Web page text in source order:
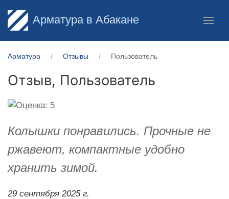
Арматура в Абакане
Арматура Отзывы Пользователь
Отзыв, Пользователь
Колышки понравились. Прочные не
ржавеют, компактные удобно
хранить зимой.
29 сентября 2025 г.